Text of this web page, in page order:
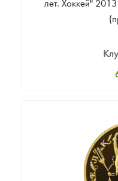
лет. Хоккей"